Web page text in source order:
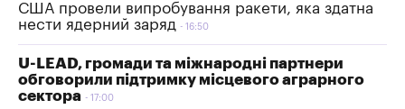
США провели випробування ракети, яка здатна
нести ядерний заряд
16:50
U-LEAD, громади та міжнародні партнери
обговорили підтримку місцевого аграрного
сектора
17:00